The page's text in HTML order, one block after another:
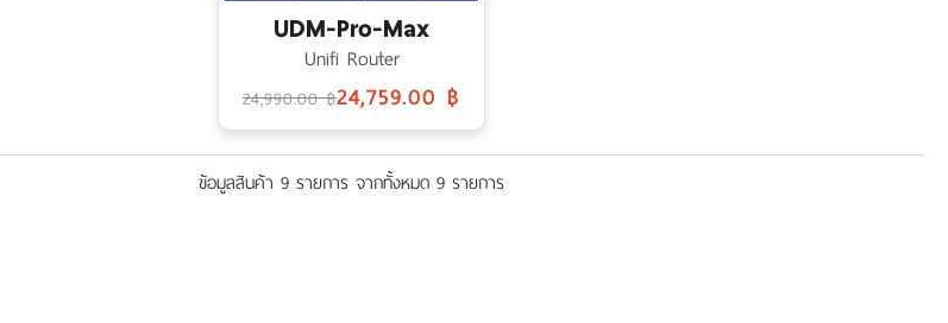
UDM-Pro-Max
Unifi Router
24,990.00 ฿24,759.00 ฿
ข้อมูลสินค้า 9 รายการ จากทั้งหมด 9 รายการ